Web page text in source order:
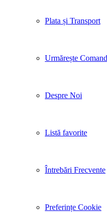
Plata și Transport
Urmărește
Despre Noi
Listă favorite
Întrebări Frecvente
Preferințe Cookie